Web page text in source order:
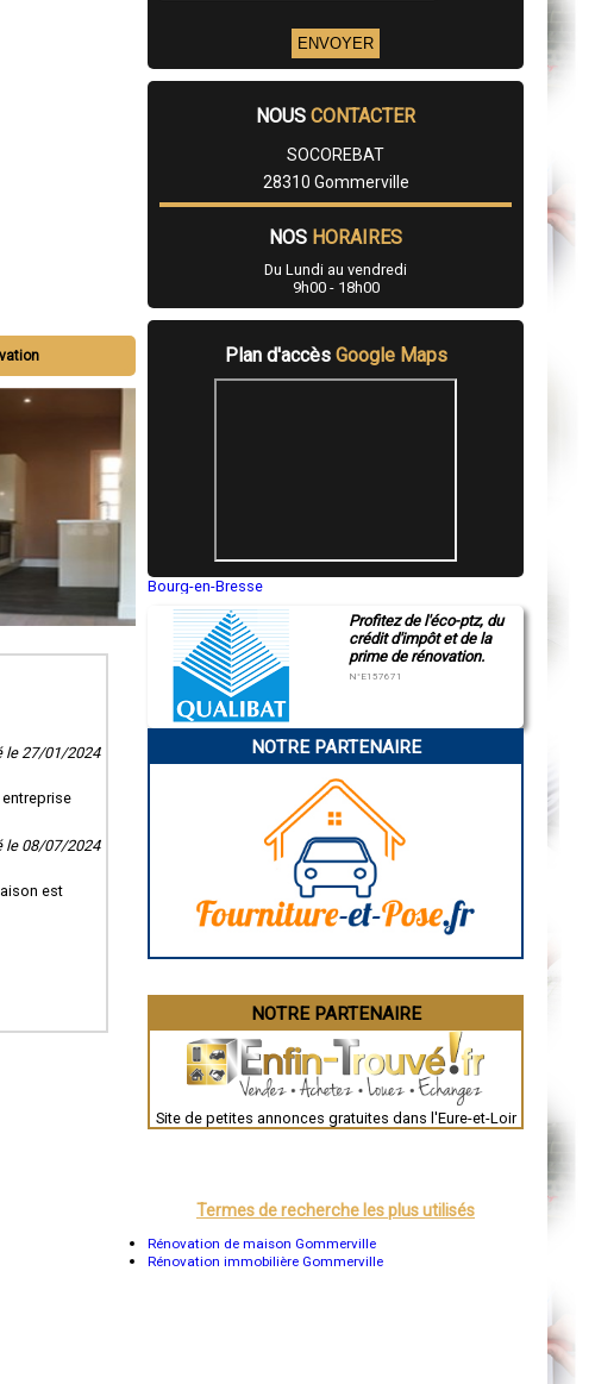
le 27/01/2024
le 08/07/2024
est
NOUS CONTACTER
SOCOREBAT
28310 Gommerville
NOS HORAIRES
Du Lundi au vendredi
9h00 - 18h00
Plan d'accès Google Maps
Bourg-en-Bresse
Montluçon
Manosque
Gap
Charleville-Mézières
Pamiers
Narbonne
Brive-la-Gaillarde
Guéret
Besançon
Évreux
Chartres
Nîmes
Auch
Dole
Mont-de-Marsan
Profitez de l'éco-ptz, du
crédit d'impôt et de la
prime de rénovation.
N°E157671
NOTRE PARTENAIRE
NOTRE PARTENAIRE
Site de petites annonces gratuites dans l'Eure-et-Loir
Termes de recherche les plus utilisés
Rénovation de maison Gommerville
Rénovation immobilière Gommerville